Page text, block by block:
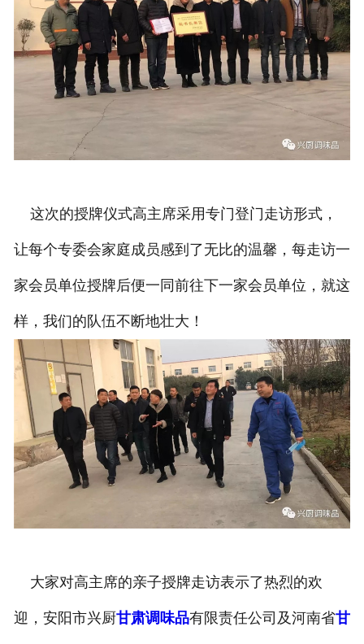
这次的授牌仪式高主席采用专门登门走访形式，
让每个专委会家庭成员感到了无比的温馨，每走访一
家会员单位授牌后便一同前往下一家会员单位，就这
样，我们的队伍不断地壮大！
大家对高主席的亲子授牌走访表示了热烈的欢
迎，安阳市兴厨甘肃调味品有限责任公司及河南省甘